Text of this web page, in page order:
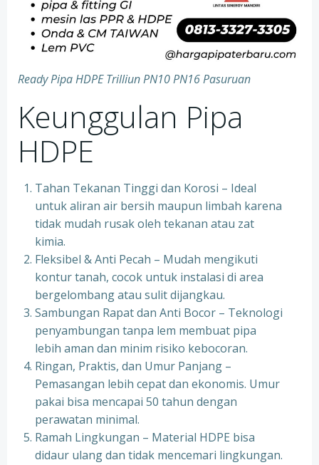
Ready Pipa HDPE Trilliun PN10 PN16 Pasuruan
Keunggulan Pipa
HDPE
Tahan Tekanan Tinggi dan Korosi – Ideal
untuk aliran air bersih maupun limbah karena
tidak mudah rusak oleh tekanan atau zat
kimia.
Fleksibel & Anti Pecah – Mudah mengikuti
kontur tanah, cocok untuk instalasi di area
bergelombang atau sulit dijangkau.
Sambungan Rapat dan Anti Bocor – Teknologi
penyambungan tanpa lem membuat pipa
lebih aman dan minim risiko kebocoran.
Ringan, Praktis, dan Umur Panjang –
Pemasangan lebih cepat dan ekonomis. Umur
pakai bisa mencapai 50 tahun dengan
perawatan minimal.
Ramah Lingkungan – Material HDPE bisa
didaur ulang dan tidak mencemari lingkungan.